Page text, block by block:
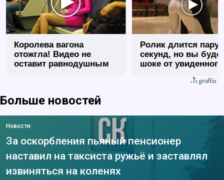
Королева вагона
отожгла! Видео не
оставит равнодушным
Ролик длится пару
секунд, но вы
шоке от увиденного
Больше новостей
Новости
За оскорбления пьяный пенсионер
наставил на таксиста ружьё и заставлял
извиняться на коленях